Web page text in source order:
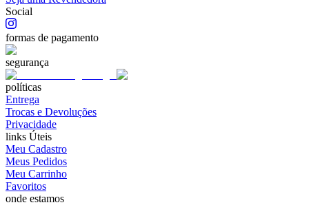
Social
formas de pagamento
segurança
políticas
Entrega
Trocas e Devoluções
Privacidade
links Úteis
Meu Cadastro
Meus Pedidos
Meu Carrinho
Favoritos
onde estamos